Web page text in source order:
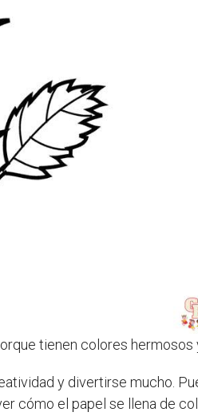
tienen colores
y divertirse mucho.
cómo el papel se llena de